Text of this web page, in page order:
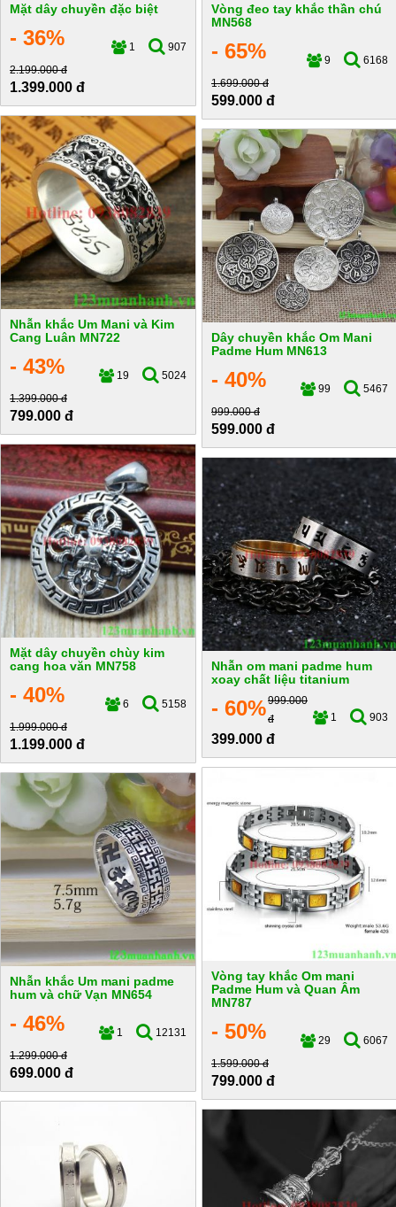
Mặt dây chuyền đặc biệt
- 36% 1
907
2.199.000 đ
1.399.000 đ
Vòng đeo tay khắc thần chú
MN568
- 65% 9
6168
1.699.000 đ
599.000 đ
Nhẫn khắc Um Mani và Kim
Cang Luân MN722
- 43% 19
5024
1.399.000 đ
799.000 đ
Dây chuyền khắc Om Mani
Padme Hum MN613
- 40% 99
5467
999.000 đ
599.000 đ
Mặt dây chuyền chùy kim
cang hoa văn MN758
- 40% 6
5158
1.999.000 đ
1.199.000 đ
Nhẫn om mani padme hum
xoay chất liệu titanium
- 60% 1 903
999.000
đ
399.000 đ
Vòng tay khắc Om mani
Padme Hum và Quan Âm
MN787
- 50% 29
6067
1.599.000 đ
799.000 đ
Nhẫn khắc Um mani padme
hum và chữ Vạn MN654
- 46% 1
12131
1.299.000 đ
699.000 đ